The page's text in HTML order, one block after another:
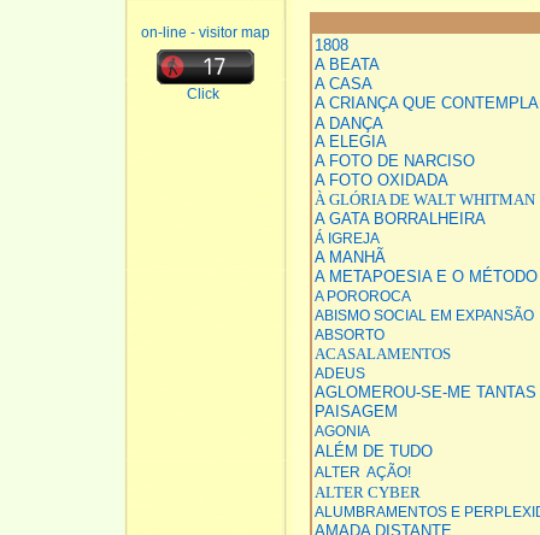
on-line - visitor map
Click
1808
A BEATA
A CASA
A CRIANÇA QUE
A DANÇA
A ELEGIA
A FOTO DE NARCISO
A FOTO OXIDADA
À GLÓRIA DE WALT WHITMAN
A GATA BORRALHEIRA
Á IGREJA
A MANHÃ
A METAPOESIA E O MÉTODO
A POROROCA
ABISMO SOCIAL EM EXPANSÃO
ABSORTO
ACASALAMENTOS
ADEUS
AGLOMEROU-SE-ME
PAISAGEM
AGONIA
ALÉM DE TUDO
ALTER AÇÃO!
ALTER CYBER
ALUMBRAMENTOS E
AMADA DISTANTE